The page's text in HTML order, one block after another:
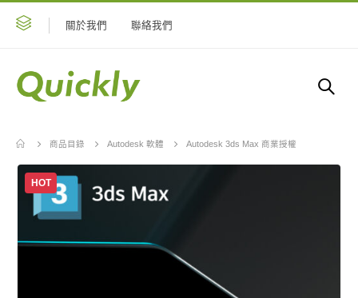
關於我們 聯絡我們
商品目錄 Autodesk 軟體 Autodesk 3ds Max 商業授權
HOT